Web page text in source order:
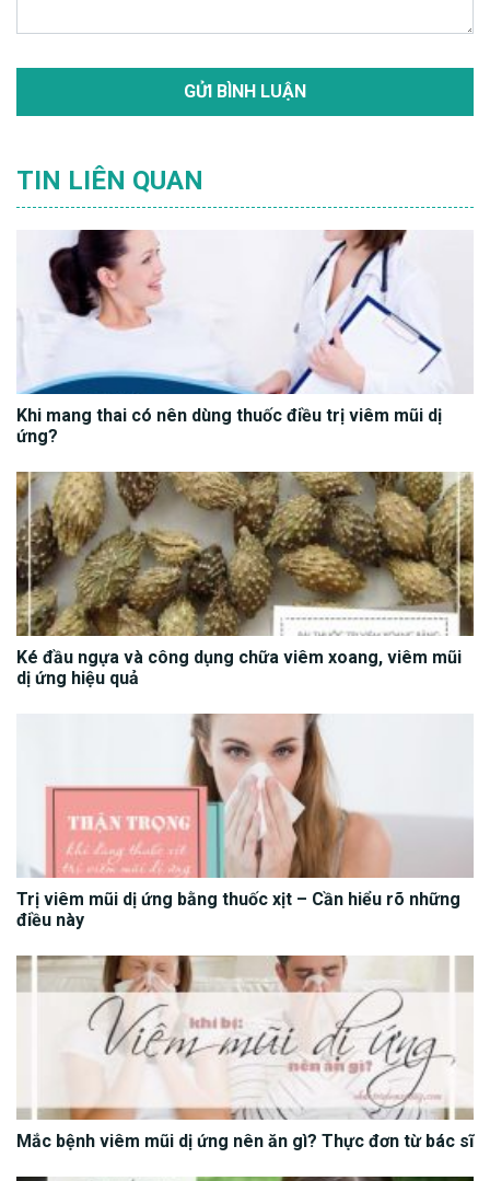
TIN LIÊN QUAN
Khi mang thai có nên dùng thuốc điều trị viêm mũi dị
ứng?
Ké đầu ngựa và công dụng chữa viêm xoang, viêm mũi
dị ứng hiệu quả
Trị viêm mũi dị ứng bằng thuốc xịt – Cần hiểu rõ những
điều này
Mắc bệnh viêm mũi dị ứng nên ăn gì? Thực đơn từ bác sĩ